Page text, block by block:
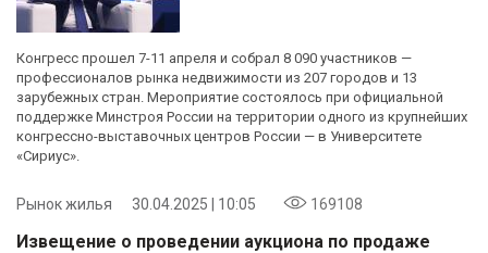
Конгресс прошел 7-11 апреля и собрал 8 090 участников —
профессионалов рынка недвижимости из 207 городов и 13
зарубежных стран. Мероприятие состоялось при официальной
поддержке Минстроя России на территории одного из крупнейших
конгрессно-выставочных центров России — в Университете
«Сириус».
Рынок жилья 30.04.2025 | 10:05 169108
Извещение о проведении аукциона по продаже